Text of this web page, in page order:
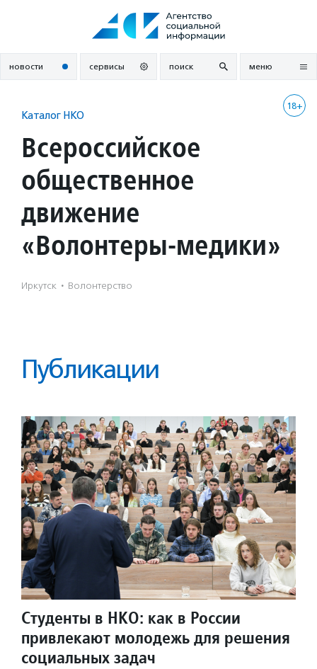
новости сервисы поиск меню
18+
Каталог НКО
Всероссийское
общественное
движение
«Волонтеры-медики»
Иркутск · Волонтерство
Публикации
Студенты в НКО: как в России
привлекают молодежь для решения
социальных задач